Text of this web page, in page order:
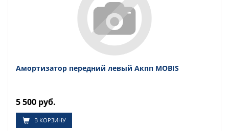
Амортизатор передний левый Акпп MOBIS
5 500 руб.
В КОРЗИНУ